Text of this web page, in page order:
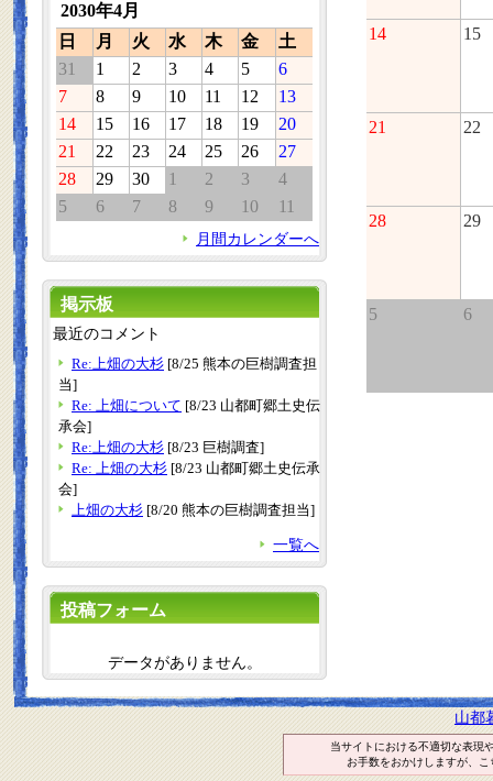
14 15
21 22
28 29
5 6
2030年4月
日
月 火 水 木 金
土
31
1 2 3 4 5
6
7
8 9 10 11 12
13
14
15 16 17 18 19
20
21
22 23 24 25 26
27
28
29 30 1 2 3
4
5
6 7 8 9 10 11
月間カレンダーへ
掲示板
最近のコメント
Re:上畑の大杉 [8/25 熊本の巨樹調査担
当]
Re: 上畑について [8/23 山都町郷土史伝
承会]
Re:上畑の大杉 [8/23 巨樹調査]
Re: 上畑の大杉 [8/23 山都町郷土史伝承
会]
上畑の大杉 [8/20 熊本の巨樹調査担当]
一覧へ
投稿フォーム
データがありません。
山都
当サイトにおける不適切な表現
お手数をおかけしますが、こ